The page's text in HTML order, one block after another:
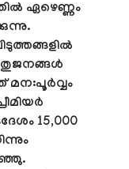
ഏഴെണ്ണം
മന:പൂര്‍വ്വം
15,000